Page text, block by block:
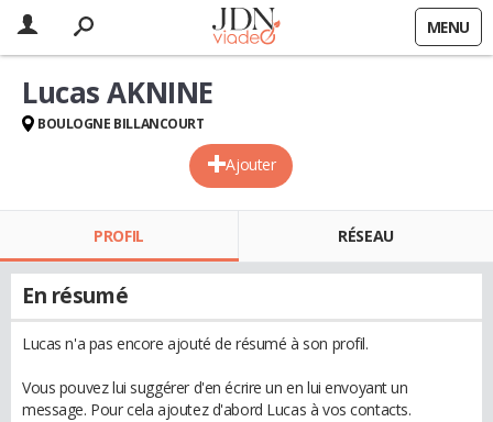
MENU
Ajouter
Lucas AKNINE
BOULOGNE BILLANCOURT
PROFIL RÉSEAU
En résumé
Lucas n'a pas encore ajouté de résumé à son profil.
Vous pouvez lui suggérer d'en écrire un en lui envoyant un
message. Pour cela ajoutez d'abord Lucas à vos contacts.